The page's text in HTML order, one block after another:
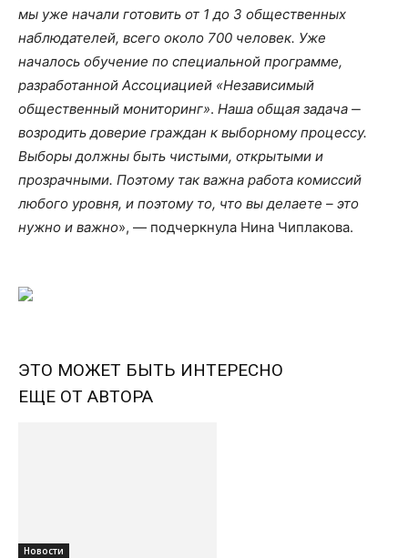
мы уже начали готовить от 1 до 3 общественных
наблюдателей, всего около 700 человек. Уже
началось обучение по специальной программе,
разработанной Ассоциацией «Независимый
общественный мониторинг». Наша общая задача ‒
возродить доверие граждан к выборному процессу.
Выборы должны быть чистыми, открытыми и
прозрачными. Поэтому так важна работа комиссий
любого уровня, и поэтому то, что вы делаете – это
нужно и важно», — подчеркнула Нина Чиплакова.
ЭТО МОЖЕТ БЫТЬ ИНТЕРЕСНО
ЕЩЕ ОТ АВТОРА
Новости